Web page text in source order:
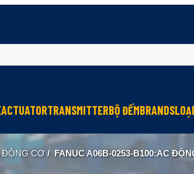
ACTUATORTRANSMITTERBỘ ĐẾMBRANDS
Oriental
ĐỘNG CƠ / FANUC A06B-0253-B100:AC ĐỘNG CƠ